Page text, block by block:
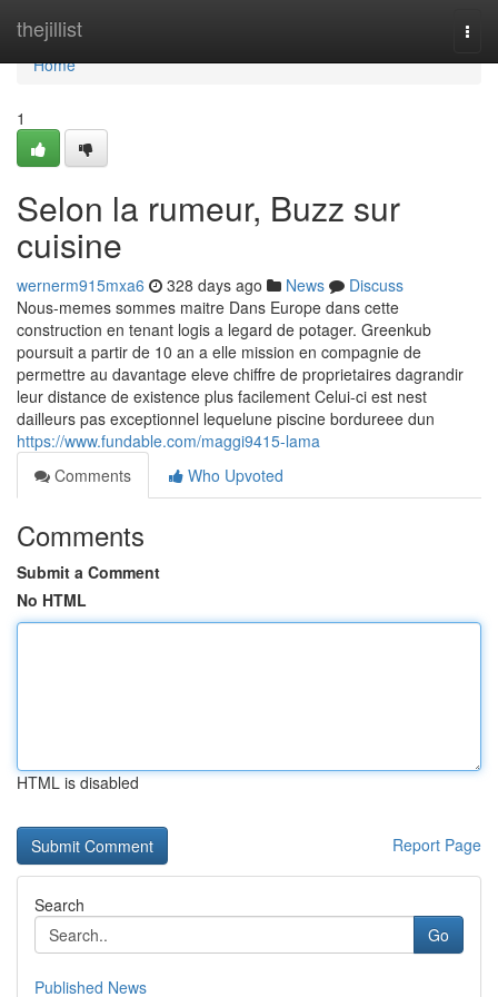
thejillist
Home
Home
1
Selon la rumeur, Buzz sur
cuisine
wernerm915mxa6 328 days ago News
Discuss
Nous-memes sommes maitre Dans Europe dans cette
construction en tenant logis a legard de potager. Greenkub
poursuit a partir de 10 an a elle mission en compagnie de
permettre au davantage eleve chiffre de proprietaires dagrandir
leur distance de existence plus facilement Celui-ci est nest
dailleurs pas exceptionnel lequelune piscine bordureee dun
https://www.fundable.com/maggi9415-lama
Comments
Who Upvoted
Comments
Submit a Comment
No HTML
HTML is disabled
Report Page
Search
Go
Published News